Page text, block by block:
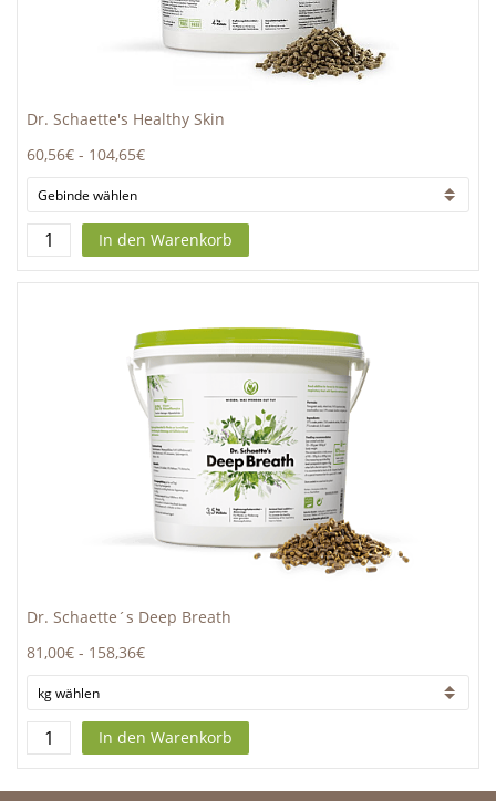
Dr. Schaette's Healthy Skin
60,56€ - 104,65€
In den Warenkorb
Dr. Schaette´s Deep Breath
81,00€ - 158,36€
In den Warenkorb